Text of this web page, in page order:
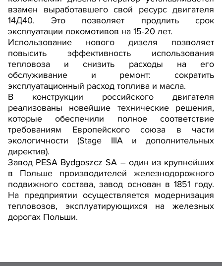
взамен выработавшего свой ресурс двигателя
14Д40. Это позволяет продлить срок
эксплуатации локомотивов на 15-20 лет.
Использование нового дизеля позволяет
повысить эффективность использования
тепловоза и снизить расходы на его
обслуживание и ремонт: сократить
эксплуатационный расход топлива и масла.
В конструкции российского двигателя
реализованы новейшие технические решения,
которые обеспечили полное соответствие
требованиям Европейского союза в части
экологичности (Stage IIIA и дополнительных
директив).
Завод PESA Bydgoszcz SA – один из крупнейших
в Польше производителей железнодорожного
подвижного состава, завод основан в 1851 году.
На предприятии осуществляется модернизация
тепловозов, эксплуатирующихся на железных
дорогах Польши.